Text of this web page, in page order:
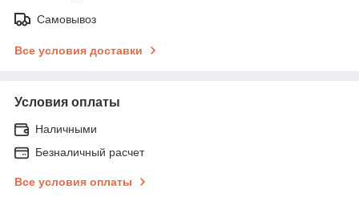
Самовывоз
Все условия доставки
Условия оплаты
Наличными
Безналичный расчет
Все условия оплаты